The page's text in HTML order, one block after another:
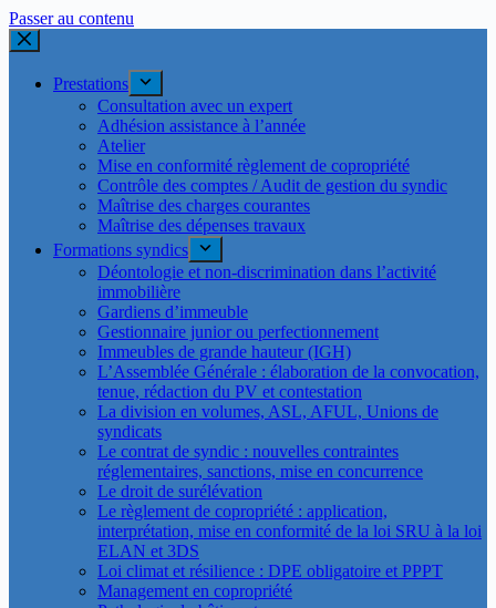
Passer au contenu
Prestations
Consultation avec un expert
Adhésion assistance à l’année
Atelier
Mise en conformité règlement de copropriété
Contrôle des comptes / Audit de gestion du syndic
Maîtrise des charges courantes
Maîtrise des dépenses travaux
Formations syndics
Déontologie et non-discrimination dans l’activité
immobilière
Gardiens d’immeuble
Gestionnaire junior ou perfectionnement
Immeubles de grande hauteur (IGH)
L’Assemblée Générale : élaboration de la convocation,
tenue, rédaction du PV et contestation
La division en volumes, ASL, AFUL, Unions de
syndicats
Le contrat de syndic : nouvelles contraintes
réglementaires, sanctions, mise en concurrence
Le droit de surélévation
Le règlement de copropriété : application,
interprétation, mise en conformité de la loi SRU à la loi
ELAN et 3DS
Loi climat et résilience : DPE obligatoire et PPPT
Management en copropriété